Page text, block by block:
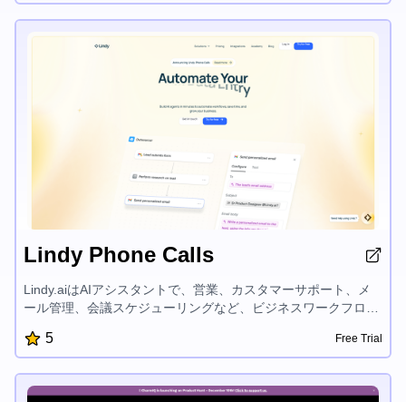
データプライバシーを確保し、既存のHRシステムとの円滑な
ができます。
Lindy Phone Calls
Lindy.aiはAIアシスタントで、営業、カスタマーサポート、メ
ール管理、会議スケジューリングなど、ビジネスワークフロー
簡単な統合機能により、Lindyを使えば時間を節約し、ビジネ
スを成長させることができます。
5 Free Trial